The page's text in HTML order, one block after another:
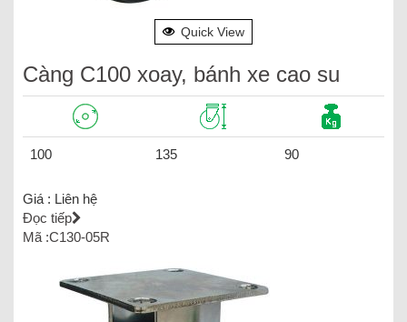
Quick View
Càng C100 xoay, bánh xe cao su
100 135 90
Giá : Liên hệ
Đọc tiếp
Mã :C130-05R